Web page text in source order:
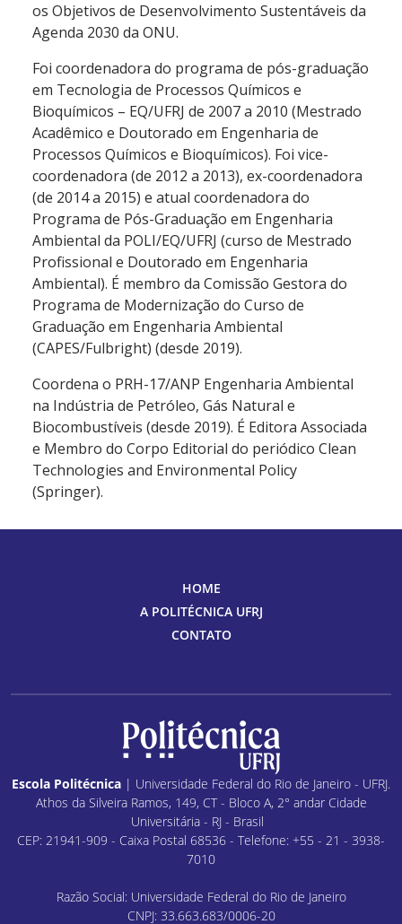
os Objetivos de Desenvolvimento Sustentáveis da
Agenda 2030 da ONU.
Foi coordenadora do programa de pós-graduação
em Tecnologia de Processos Químicos e
Bioquímicos – EQ/UFRJ de 2007 a 2010 (Mestrado
Acadêmico e Doutorado em Engenharia de
Processos Químicos e Bioquímicos). Foi vice-
coordenadora (de 2012 a 2013), ex-coordenadora
(de 2014 a 2015) e atual coordenadora do
Programa de Pós-Graduação em Engenharia
Ambiental da POLI/EQ/UFRJ (curso de Mestrado
Profissional e Doutorado em Engenharia
Ambiental). É membro da Comissão Gestora do
Programa de Modernização do Curso de
Graduação em Engenharia Ambiental
(CAPES/Fulbright) (desde 2019).
Coordena o PRH-17/ANP Engenharia Ambiental
na Indústria de Petróleo, Gás Natural e
Biocombustíveis (desde 2019). É Editora Associada
e Membro do Corpo Editorial do periódico Clean
Technologies and Environmental Policy
(Springer).
HOME
A POLITÉCNICA UFRJ
CONTATO
Escola Politécnica | Universidade Federal do Rio de Janeiro - UFRJ.
Athos da Silveira Ramos, 149, CT - Bloco A, 2° andar Cidade
Universitária - RJ - Brasil
CEP: 21941-909 - Caixa Postal 68536 - Telefone: +55 - 21 - 3938-
7010
Razão Social: Universidade Federal do Rio de Janeiro
CNPJ: 33.663.683/0006-20